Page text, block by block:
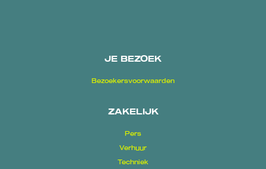
JE BEZOEK
Bezoekersvoorwaarden
ZAKELIJK
Pers
Verhuur
Techniek